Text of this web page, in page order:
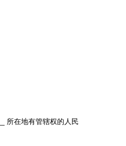
__ 所在地有管辖权的人民